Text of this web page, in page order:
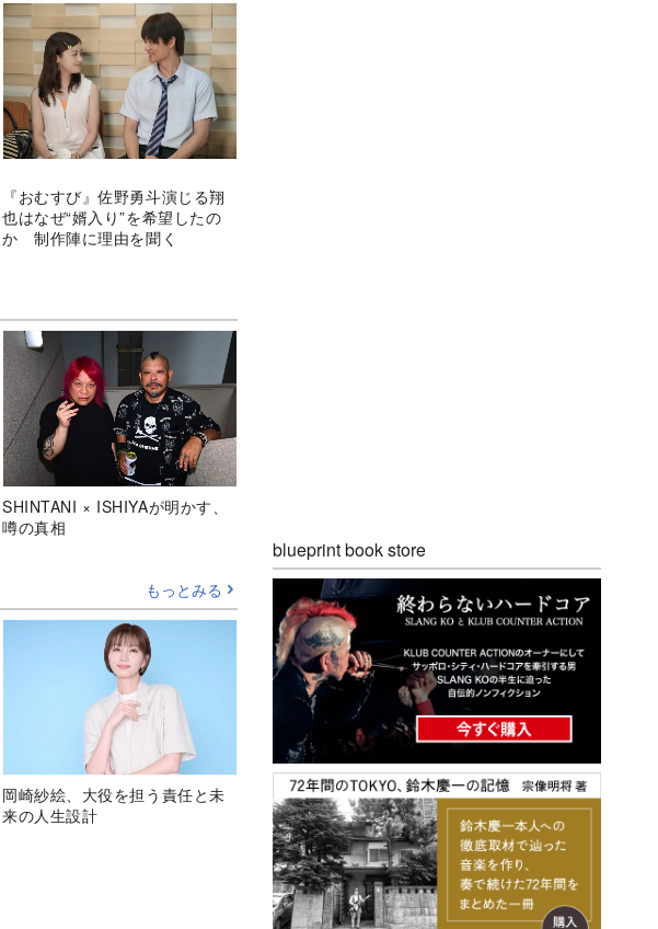
『おむすび』佐野勇斗演じる翔
也はなぜ“婿入り”を希望したの
か 制作陣に理由を聞く
SHINTANI × ISHIYAが明かす、
噂の真相
もっとみる
岡崎紗絵、大役を担う責任と未
来の人生設計
blueprint book store